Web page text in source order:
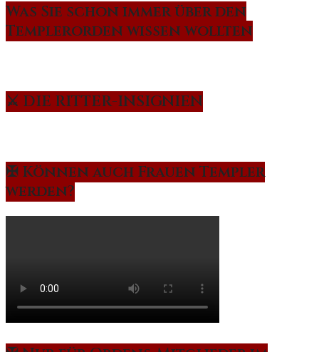
Was Sie schon immer über den
Templerorden wissen wollten
⚔️ DIE RITTER-INSIGNIEN
✠ Können auch Frauen Templer
werden?